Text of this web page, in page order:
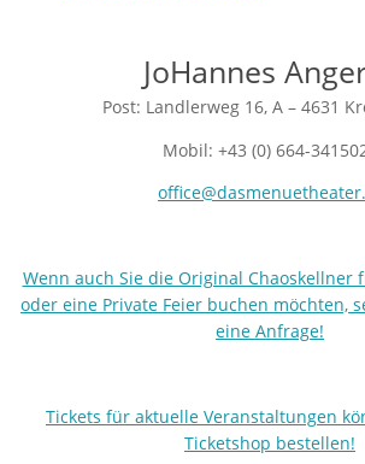
JoHannes
Post: Landlerweg 16, A – 4631
Mobil: +43 (0) 664-
Wenn auch Sie die Original Chaoskellner
oder eine Private Feier buchen möchten,
eine Anfrage!
Tickets für aktuelle Veranstaltungen
Ticketshop bestellen!